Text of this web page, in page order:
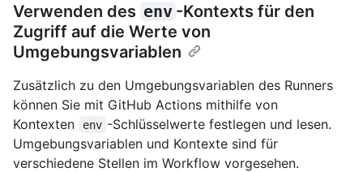
Verwenden des env -Kontexts für den
Zugriff auf die Werte von
Umgebungsvariablen
Zusätzlich zu den Umgebungsvariablen des Runners
können Sie mit GitHub Actions mithilfe von
Kontexten
env -Schlüsselwerte festlegen und lesen.
Umgebungsvariablen und Kontexte sind für
verschiedene Stellen im Workflow vorgesehen.